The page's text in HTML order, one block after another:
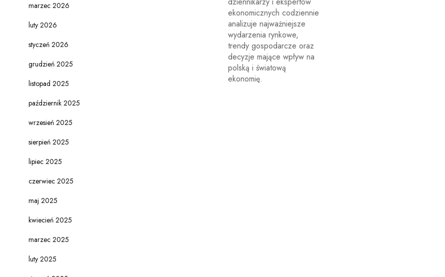
marzec 2026
luty 2026
styczeń 2026
grudzień 2025
listopad 2025
październik 2025
wrzesień 2025
sierpień 2025
lipiec 2025
czerwiec 2025
maj 2025
kwiecień 2025
marzec 2025
luty 2025
ekonomicznych codziennie
analizuje najważniejsze
wydarzenia rynkowe,
trendy gospodarcze oraz
decyzje mające wpływ na
polską i światową
ekonomię.